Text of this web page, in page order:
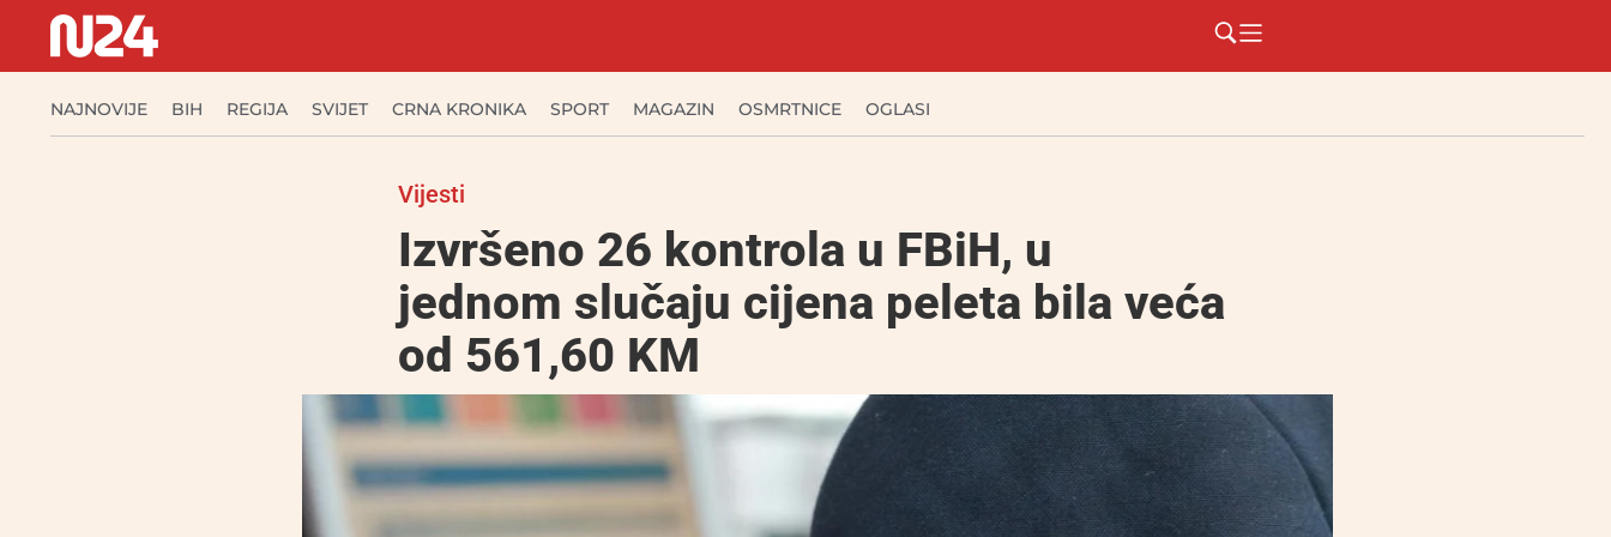
NAJNOVIJE BIH REGIJA SVIJET CRNA KRONIKA SPORT MAGAZIN OSMRTNICE OGLASI
Vijesti
Izvršeno 26 kontrola u FBiH, u
jednom slučaju cijena peleta bila veća
od 561,60 KM